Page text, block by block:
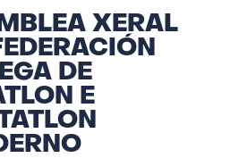
XERAL
DE
E